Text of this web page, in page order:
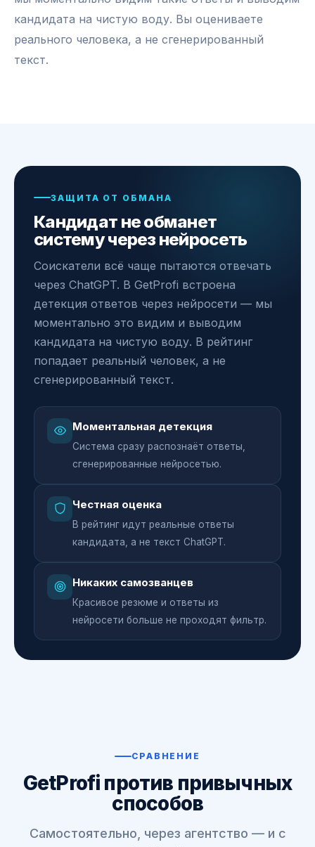
кандидата на чистую воду. Вы оцениваете
реального человека, а не сгенерированный
текст.
ЗАЩИТА ОТ ОБМАНА
Кандидат не обманет
систему через нейросеть
Соискатели всё чаще пытаются отвечать
через ChatGPT. В GetProfi встроена
детекция ответов через нейросети — мы
моментально это видим и выводим
кандидата на чистую воду. В рейтинг
попадает реальный человек, а не
сгенерированный текст.
Моментальная детекция
Система сразу распознаёт ответы,
сгенерированные нейросетью.
Честная оценка
В рейтинг идут реальные ответы
кандидата, а не текст ChatGPT.
Никаких самозванцев
Красивое резюме и ответы из
нейросети больше не проходят фильтр.
СРАВНЕНИЕ
GetProfi против привычных
способов
Самостоятельно, через агентство — и с